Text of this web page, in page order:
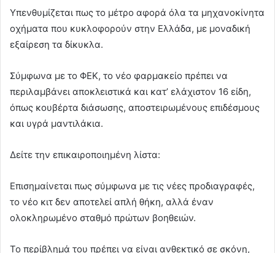
Υπενθυμίζεται πως το μέτρο αφορά όλα τα μηχανοκίνητα
οχήματα που κυκλοφορούν στην Ελλάδα, με μοναδική
εξαίρεση τα δίκυκλα.
Σύμφωνα με το ΦΕΚ, το νέο φαρμακείο πρέπει να
περιλαμβάνει αποκλειστικά και κατ’ ελάχιστον 16 είδη,
όπως κουβέρτα διάσωσης, αποστειρωμένους επιδέσμους
και υγρά μαντιλάκια.
Δείτε την επικαιροποιημένη λίστα:
Επισημαίνεται πως σύμφωνα με τις νέες προδιαγραφές,
το νέο κιτ δεν αποτελεί απλή θήκη, αλλά έναν
ολοκληρωμένο σταθμό πρώτων βοηθειών.
Το περίβλημά του πρέπει να είναι ανθεκτικό σε σκόνη,